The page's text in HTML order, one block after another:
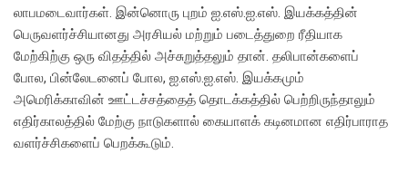
லாபமடைவார்கள். இன்னொரு புறம் ஐ.எஸ்.ஐ.எஸ். இயக்கத்தின்
பெருவளர்ச்சியானது அரசியல் மற்றும் படைத்துறை ரீதியாக
மேற்கிற்கு ஒரு விதத்தில் அச்சுறுத்தலும் தான். தலிபான்களைப்
போல, பின்லேடனைப் போல, ஐ.எஸ்.ஐ.எஸ். இயக்கமும்
அமெரிக்காவின் ஊட்டச்சத்தைத் தொடக்கத்தில் பெற்றிருந்தாலும்
எதிர்காலத்தில் மேற்கு நாடுகளால் கையாளக் கடினமான எதிர்பாராத
வளர்ச்சிகளைப் பெறக்கூடும்.